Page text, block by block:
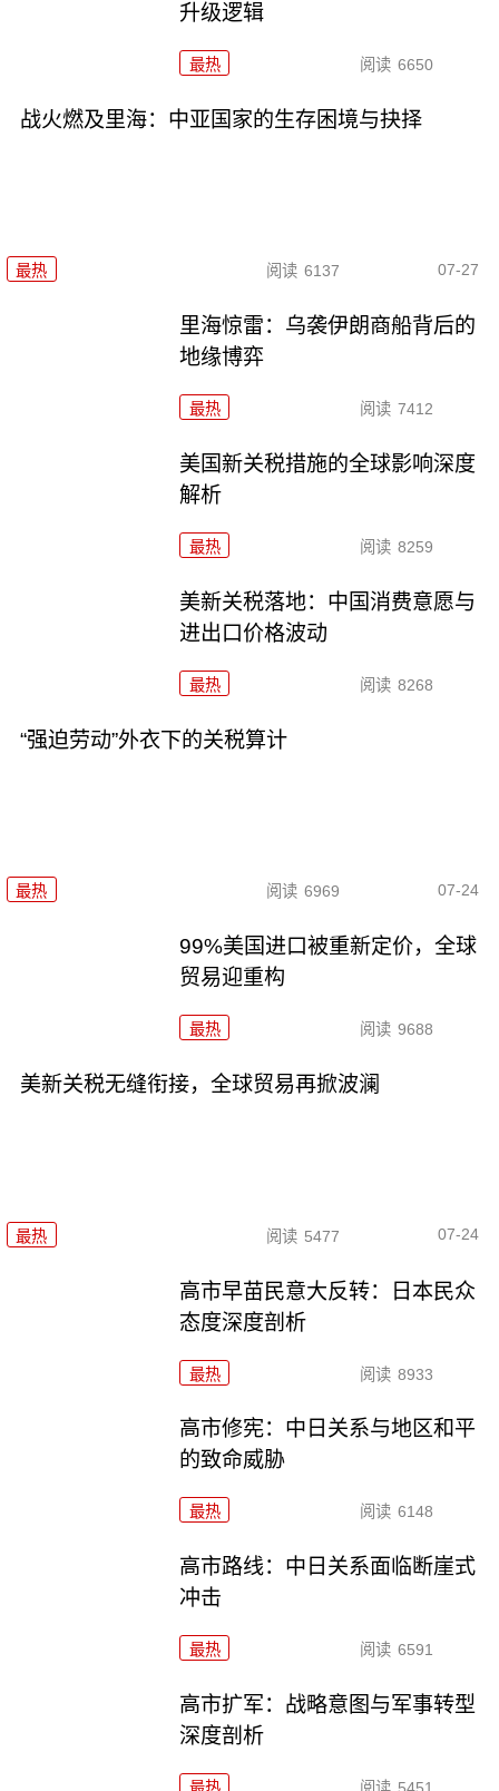
升级逻辑
最热 阅读 6650
战火燃及里海：中亚国家的生存困境与抉择
最热 阅读 6137 07-27
里海惊雷：乌袭伊朗商船背后的
地缘博弈
最热 阅读 7412
美国新关税措施的全球影响深度
解析
最热 阅读 8259
美新关税落地：中国消费意愿与
进出口价格波动
最热 阅读 8268
“强迫劳动”外衣下的关税算计
最热 阅读 6969 07-24
99%美国进口被重新定价，全球
贸易迎重构
最热 阅读 9688
美新关税无缝衔接，全球贸易再掀波澜
最热 阅读 5477 07-24
高市早苗民意大反转：日本民众
态度深度剖析
最热 阅读 8933
高市修宪：中日关系与地区和平
的致命威胁
最热 阅读 6148
高市路线：中日关系面临断崖式
冲击
最热 阅读 6591
高市扩军：战略意图与军事转型
深度剖析